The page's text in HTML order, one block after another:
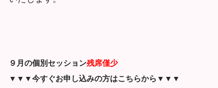
９月の個別セッション残席僅少
▼▼▼今すぐお申し込みの方はこちらから▼▼▼